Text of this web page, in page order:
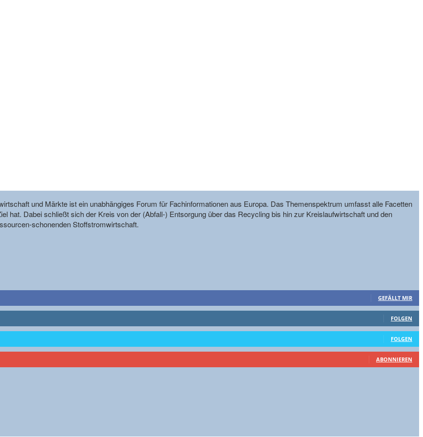
und Märkte ist ein unabhängiges Forum für Fachinformationen aus Europa. Das Themenspektrum umfasst alle Facetten
hat. Dabei schließt sich der Kreis von der (Abfall-) Entsorgung über das Recycling bis hin zur Kreislaufwirtschaft und den
schonenden Stoffstromwirtschaft.
GEFÄLLT MIR
FOLGEN
FOLGEN
ABONNIEREN